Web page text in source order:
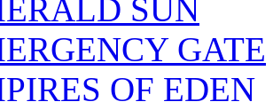
SUN
GATE
OF EDEN